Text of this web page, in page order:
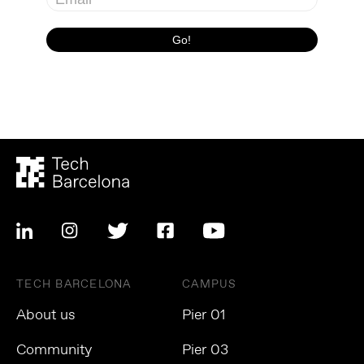
TECH BARCELONA
About us
Community
CAMPUS
Pier 01
Pier 03